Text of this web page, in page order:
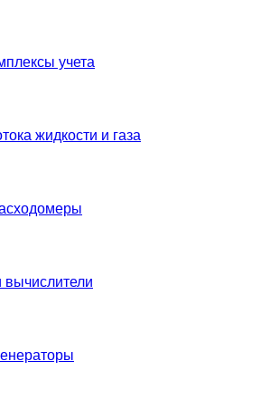
учета
жидкости и газа
вычислители